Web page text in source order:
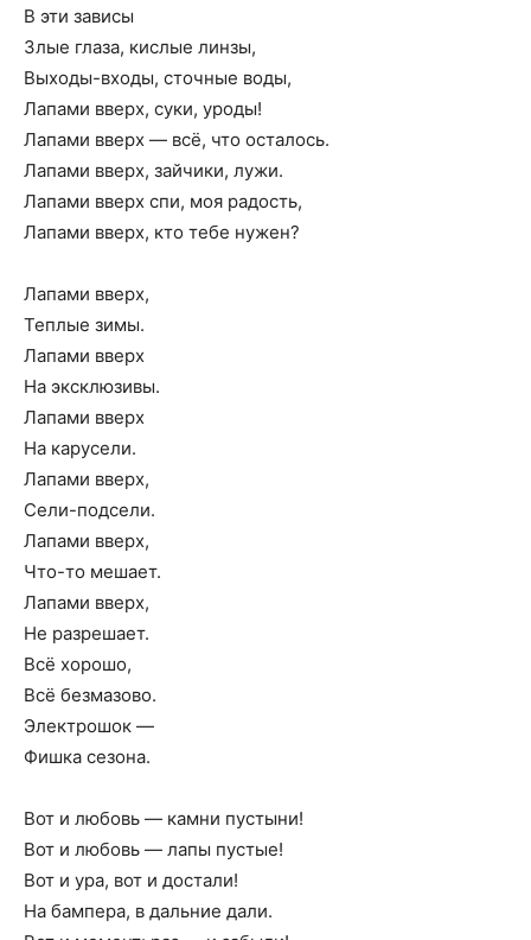
В эти зависы
Злые глаза, кислые линзы,
Выходы-входы, сточные воды,
Лапами вверх, суки, уроды!
Лапами вверх — всё, что осталось.
Лапами вверх, зайчики, лужи.
Лапами вверх спи, моя радость,
Лапами вверх, кто тебе нужен?
Лапами вверх,
Теплые зимы.
Лапами вверх
На эксклюзивы.
Лапами вверх
На карусели.
Лапами вверх,
Сели-подсели.
Лапами вверх,
Что-то мешает.
Лапами вверх,
Не разрешает.
Всё хорошо,
Всё безмазово.
Электрошок —
Фишка сезона.
Вот и любовь — камни пустыни!
Вот и любовь — лапы пустые!
Вот и ура, вот и достали!
На бампера, в дальние дали.